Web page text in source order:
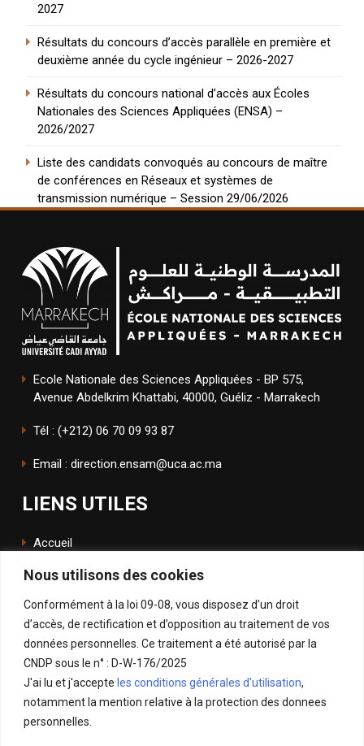
Nous utilisons des cookies
Conformément à la loi 09-08, vous disposez d’un droit
d’accès, de rectification et d’opposition au traitement de vos
données personnelles. Ce traitement a été autorisé par la
CNDP sous le n° : D-W-176/2025
J'ai lu et j'accepte les conditions générales d'utilisation,
notamment la mention relative à la protection des donnees
personnelles.
2027
Résultats du concours d’accès parallèle en première et
deuxième année du cycle ingénieur – 2026-2027
Résultats du concours national d’accès aux Écoles
Nationales des Sciences Appliquées (ENSA) –
2026/2027
Liste des candidats convoqués au concours de maître
de conférences en Réseaux et systèmes de
transmission numérique – Session 29/06/2026
Ecole Nationale des Sciences Appliquées - BP 575,
Avenue Abdelkrim Khattabi, 40000, Guéliz - Marrakech
Tél : (+212) 06 70 09 93 87
Email : direction.ensam@uca.ac.ma
LIENS UTILES
Accueil
L'école
ENSApp
SUIVEZ NOUS
Facebook
Instagram